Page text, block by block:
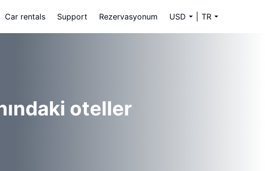
Car rentals Support Rezervasyonum USD TR
oteller